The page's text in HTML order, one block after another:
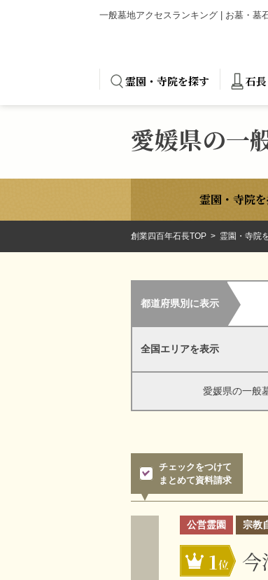
一般墓地アクセスランキング | お墓・墓
霊園・寺院を探す 石
愛媛県の一
霊園・寺院
創業四百年石長TOP 霊園・寺院
都道府県別に表示
全国エリアを表示
愛媛県の一般
チェックをつけて
まとめて資料請求
公営霊園 宗教
1 今